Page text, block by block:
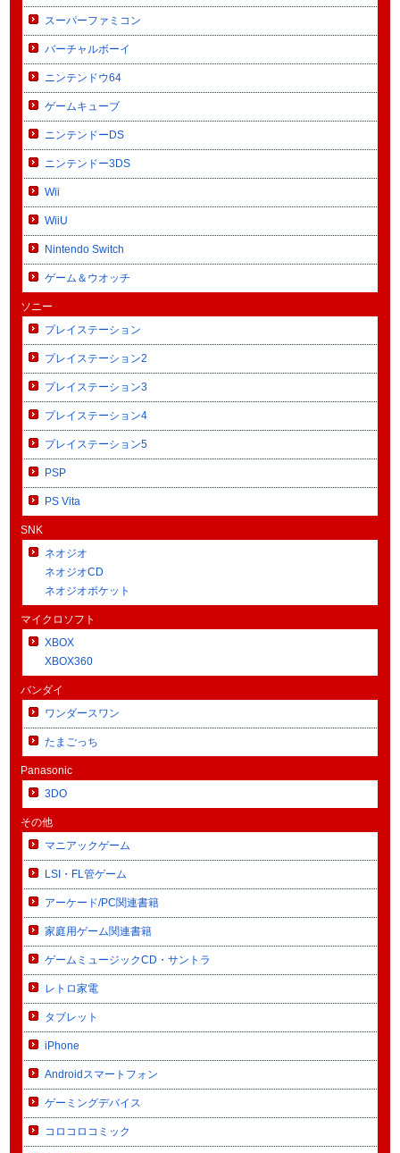
スーパーファミコン
バーチャルボーイ
ニンテンドウ64
ゲームキューブ
ニンテンドーDS
ニンテンドー3DS
Wii
WiiU
Nintendo Switch
ゲーム＆ウオッチ
ソニー
プレイステーション
プレイステーション2
プレイステーション3
プレイステーション4
プレイステーション5
PSP
PS Vita
SNK
ネオジオ
ネオジオCD
ネオジオポケット
マイクロソフト
XBOX
XBOX360
バンダイ
ワンダースワン
たまごっち
Panasonic
3DO
その他
マニアックゲーム
LSI・FL管ゲーム
アーケード/PC関連書籍
家庭用ゲーム関連書籍
ゲームミュージックCD・サントラ
レトロ家電
タブレット
iPhone
Androidスマートフォン
ゲーミングデバイス
コロコロコミック